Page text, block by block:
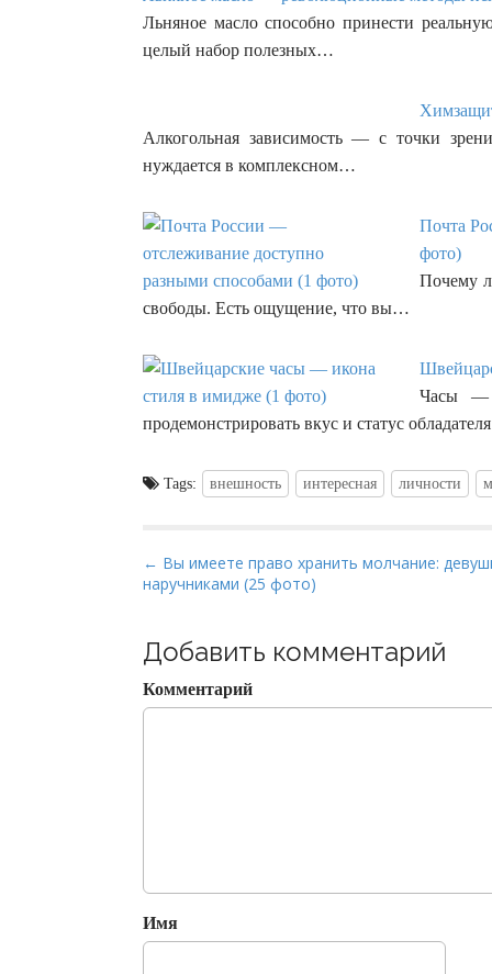
Льняное масло способно принести
целый набор полезных…
Алкогольная зависимость — с точки
нуждается в комплексном…
Почта
фото)
Почему
свободы. Есть ощущение, что вы…
Часы —
продемонстрировать вкус и статус
Tags: внешность интересная личности
P
o
t
n
a
n
← Вы имеете право хранить молчание:
наручниками (25 фото)
Добавить комментарий
Комментарий
Имя